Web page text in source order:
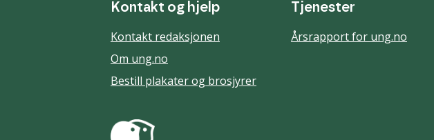
Kontakt og hjelp
Kontakt redaksjonen
Om ung.no
Bestill plakater og brosjyrer
Tjenester
Årsrapport for ung.no